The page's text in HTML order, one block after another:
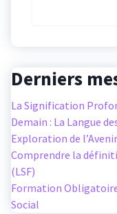
Derniers
La Signification
Demain : La Langue
Exploration de
Comprendre la
(LSF)
Formation Obligatoire
Social